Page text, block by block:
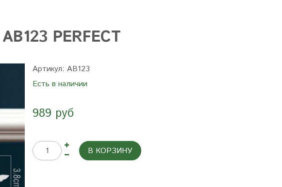
PERFECT
Артикул: AB123
Есть в наличии
989 руб
В КОРЗИНУ